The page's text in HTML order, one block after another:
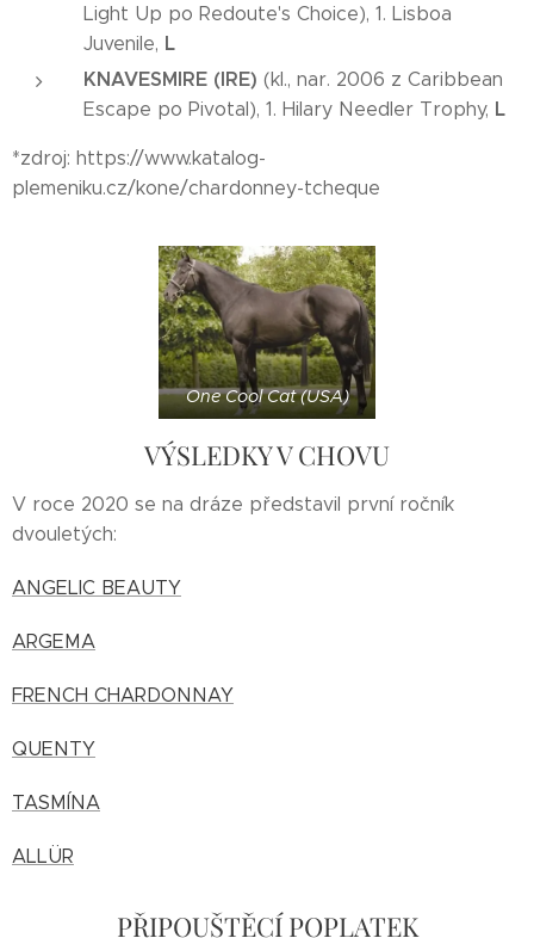
Light Up po Redoute's Choice), 1. Lisboa
Juvenile, L
KNAVESMIRE (IRE) (kl., nar. 2006 z Caribbean
Escape po Pivotal), 1. Hilary Needler Trophy, L
*zdroj: https://www.katalog-
plemeniku.cz/kone/chardonney-tcheque
One Cool Cat (USA)
VÝSLEDKY V CHOVU
V roce 2020 se na dráze představil první ročník
dvouletých:
ANGELIC BEAUTY
ARGEMA
FRENCH CHARDONNAY
QUENTY
TASMÍNA
ALLÜR
PŘIPOUŠTĚCÍ POPLATEK